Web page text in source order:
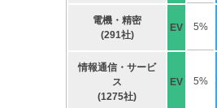
電機・精密
(291社)
EV 5%
情報通信・サービ
ス
(1275社)
EV 5%